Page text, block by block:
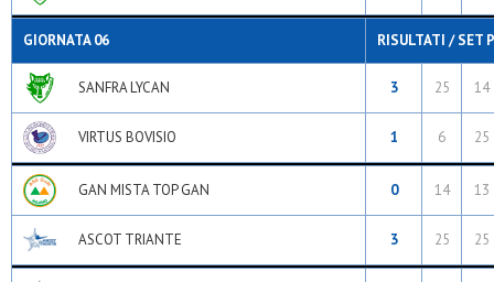
GIORNATA 06 RISULTATI / SET
SANFRA LYCAN 3 25 14
VIRTUS BOVISIO 1 6 25
GAN MISTA TOP GAN 0 14 13
ASCOT TRIANTE 3 25 25